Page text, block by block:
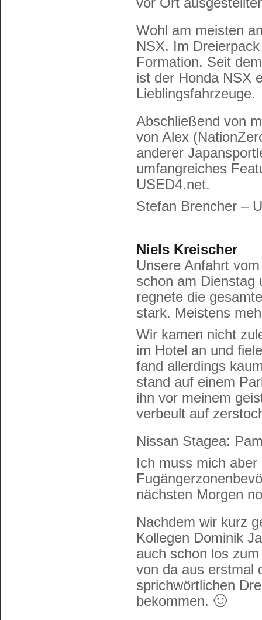
Wohl am meisten
NSX. Im
Formation. Seit
ist der Honda NSX
Lieblingsfahrzeuge.
Abschließend von
von Alex
anderer
umfangreiches
USED4.net.
Stefan Brencher –
Niels Kreischer
Unsere Anfahrt
schon am Dienstag
regnete die
stark. Meistens
Wir kamen nicht
im Hotel an und
fand allerdings
stand auf einem
ihn vor meinem
verbeult auf
Nissan Stagea:
Ich muss mich
nächsten Morgen
Nachdem wir kurz
Kollegen Dominik
auch schon los
von da aus erstmal
sprichwörtlichen
bekommen. 🙂